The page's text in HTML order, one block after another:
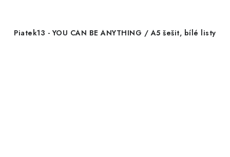
Piatek13 - YOU CAN BE ANYTHING / A5 šešit, bílé listy